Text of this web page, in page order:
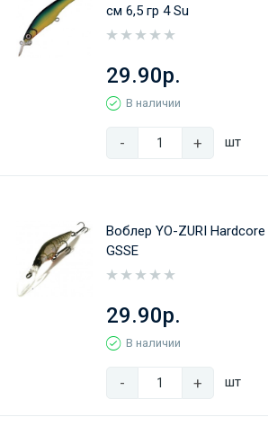
см 6,5 гр 4 Su
29.90р.
В наличии
- + шт
Воблер YO-ZURI Hardcore
GSSE
29.90р.
В наличии
- + шт